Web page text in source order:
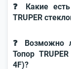
❓ Какие
TRUPER
❓ Возможно
Топор
4F)?